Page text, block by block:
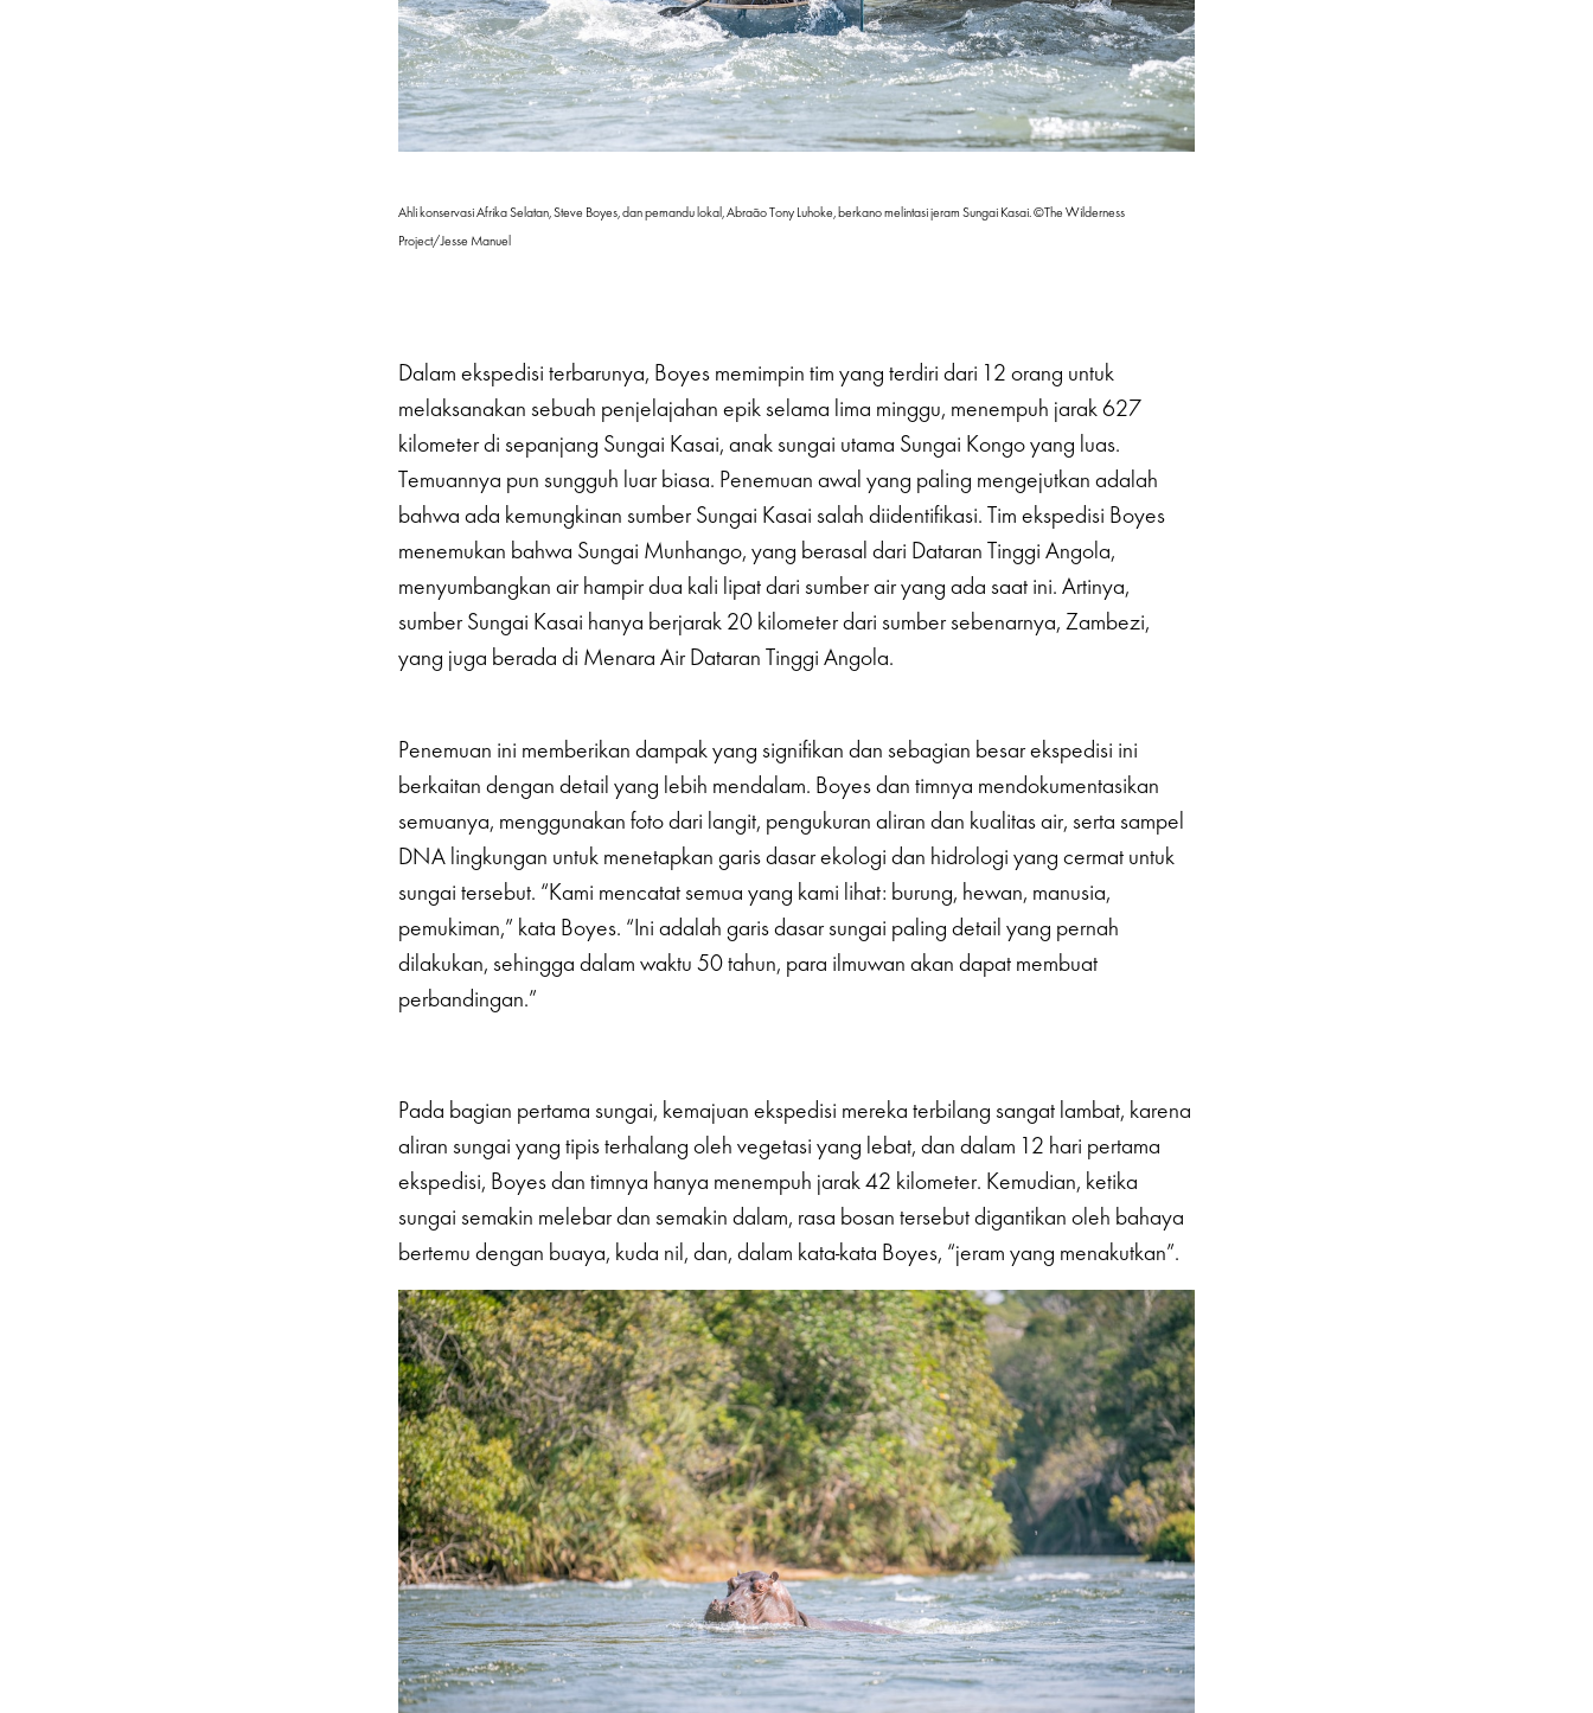
Ahli konservasi Afrika Selatan, Steve Boyes, dan pemandu lokal, Abraão Tony Luhoke, berkano melintasi jeram Sungai Kasai. ©The Wilderness
Project/Jesse Manuel
Dalam ekspedisi terbarunya, Boyes memimpin tim yang terdiri dari 12 orang untuk
melaksanakan sebuah penjelajahan epik selama lima minggu, menempuh jarak 627
kilometer di sepanjang Sungai Kasai, anak sungai utama Sungai Kongo yang luas.
Temuannya pun sungguh luar biasa. Penemuan awal yang paling mengejutkan adalah
bahwa ada kemungkinan sumber Sungai Kasai salah diidentifikasi. Tim ekspedisi Boyes
menemukan bahwa Sungai Munhango, yang berasal dari Dataran Tinggi Angola,
menyumbangkan air hampir dua kali lipat dari sumber air yang ada saat ini. Artinya,
sumber Sungai Kasai hanya berjarak 20 kilometer dari sumber sebenarnya, Zambezi,
yang juga berada di Menara Air Dataran Tinggi Angola.
Penemuan ini memberikan dampak yang signifikan dan sebagian besar ekspedisi ini
berkaitan dengan detail yang lebih mendalam. Boyes dan timnya mendokumentasikan
semuanya, menggunakan foto dari langit, pengukuran aliran dan kualitas air, serta sampel
DNA lingkungan untuk menetapkan garis dasar ekologi dan hidrologi yang cermat untuk
sungai tersebut. “Kami mencatat semua yang kami lihat: burung, hewan, manusia,
pemukiman,” kata Boyes. “Ini adalah garis dasar sungai paling detail yang pernah
dilakukan, sehingga dalam waktu 50 tahun, para ilmuwan akan dapat membuat
perbandingan.”
Pada bagian pertama sungai, kemajuan ekspedisi mereka terbilang sangat lambat, karena
aliran sungai yang tipis terhalang oleh vegetasi yang lebat, dan dalam 12 hari pertama
ekspedisi, Boyes dan timnya hanya menempuh jarak 42 kilometer. Kemudian, ketika
sungai semakin melebar dan semakin dalam, rasa bosan tersebut digantikan oleh bahaya
bertemu dengan buaya, kuda nil, dan, dalam kata-kata Boyes, “jeram yang menakutkan”.